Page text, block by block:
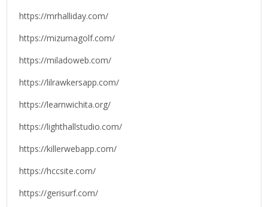
https://mrhalliday.com/
https://mizumagolf.com/
https://miladoweb.com/
https://lilrawkersapp.com/
https://learnwichita.org/
https://lighthallstudio.com/
https://killerwebapp.com/
https://hccsite.com/
https://gerisurf.com/